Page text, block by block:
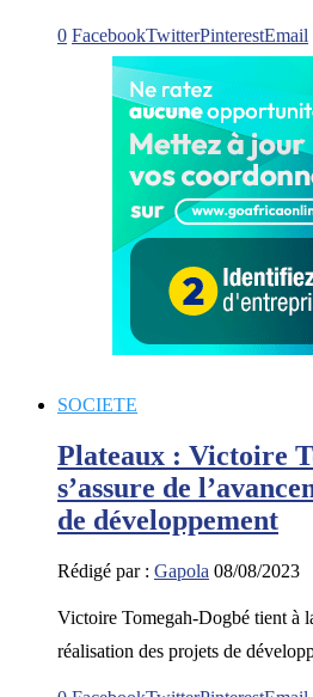
0 FacebookTwitterPinterestEmail
SOCIETE
Plateaux : Victoire
s’assure de
de développement
Rédigé par : Gapola 08/08/2023
Victoire Tomegah-Dogbé tient à
réalisation des projets de